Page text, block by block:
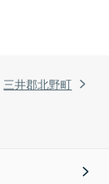
三井郡北野町